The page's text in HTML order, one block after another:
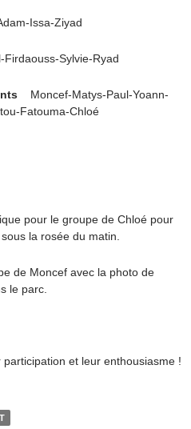
Issa-Ziyad
Sylvie-Ryad
Moncef-Matys-Paul-Yoann-
Fatouma-Chloé
pour le groupe de Chloé pour
la rosée du matin.
de Moncef avec la photo de
le parc.
et leur enthousiasme !